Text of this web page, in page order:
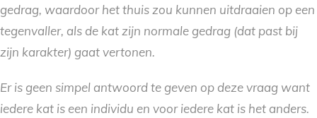
gedrag, waardoor het thuis zou kunnen uitdraaien op een
tegenvaller, als de kat zijn normale gedrag (dat past bij
zijn karakter) gaat vertonen.
Er is geen simpel antwoord te geven op deze vraag want
iedere kat is een individu en voor iedere kat is het anders.